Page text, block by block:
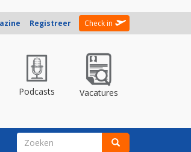
Registreer Check in
Podcasts Vacatures
ZOEKVELD